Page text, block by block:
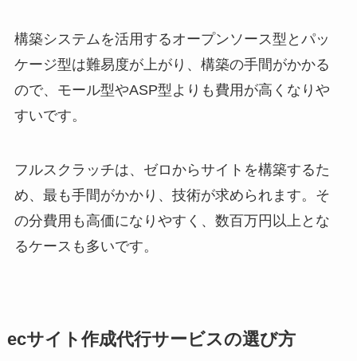
構築システムを活用するオープンソース型とパッ
ケージ型は難易度が上がり、構築の手間がかかる
ので、モール型やASP型よりも費用が高くなりや
すいです。
フルスクラッチは、ゼロからサイトを構築するた
め、最も手間がかかり、技術が求められます。そ
の分費用も高価になりやすく、数百万円以上とな
るケースも多いです。
ecサイト作成代行サービスの選び方